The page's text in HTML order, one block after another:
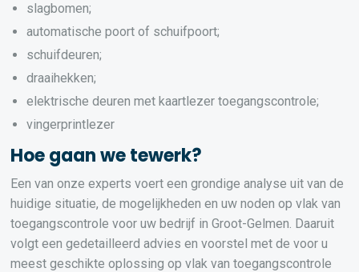
slagbomen;
automatische poort of schuifpoort;
schuifdeuren;
draaihekken;
elektrische deuren met kaartlezer toegangscontrole;
vingerprintlezer
Hoe gaan we tewerk?
Een van onze experts voert een grondige analyse uit van de
huidige situatie, de mogelijkheden en uw noden op vlak van
toegangscontrole voor uw bedrijf in Groot-Gelmen. Daaruit
volgt een gedetailleerd advies en voorstel met de voor u
meest geschikte oplossing op vlak van toegangscontrole